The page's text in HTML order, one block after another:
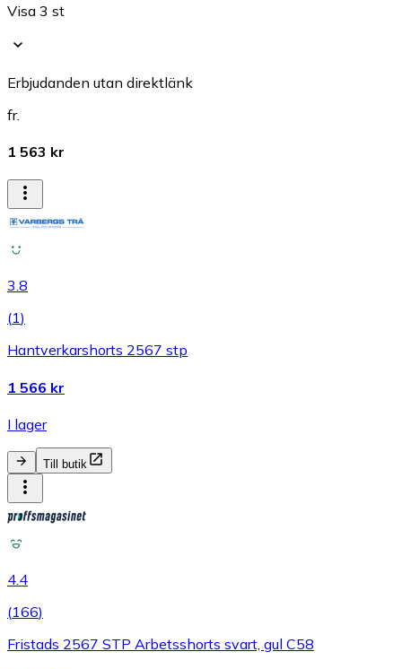
Visa 3 st
Erbjudanden utan direktlänk
fr.
1 563 kr
3.8
(1)
Hantverkarshorts 2567 stp
1 566 kr
I lager
Till butik
4.4
(166)
Fristads 2567 STP Arbetsshorts svart, gul C58